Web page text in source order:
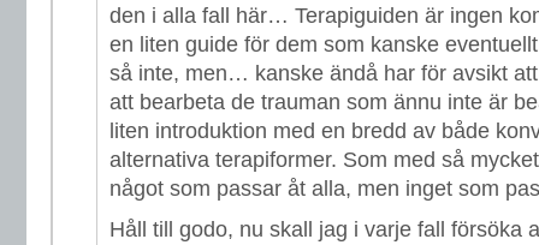
den i alla fall här… Terapiguiden är ingen
en liten guide för dem som kanske
så inte, men… kanske ändå har för avsikt
att bearbeta de trauman som ännu inte är
liten introduktion med en bredd av både
alternativa terapiformer. Som med så
något som passar åt alla, men inget som
Håll till godo, nu skall jag i varje fall försöka